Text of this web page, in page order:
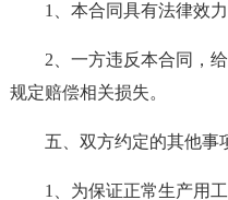
1、本合同具有法律效
2、一方违反本合同，
规定赔偿相关损失。
五、双方约定的其他事
1、为保证正常生产用